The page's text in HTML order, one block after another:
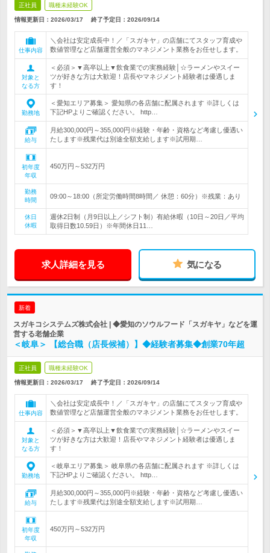
正社員 職種未経験OK
情報更新日：2026/03/17 終了予定日： 2026/09/14
仕事内容
＼会社は安定成長中！／「スガキヤ」の店舗にてスタッフ育成や
数値管理など店舗運営全般のマネジメント業務をお任せします。
対象と
なる方
＜必須＞▼高卒以上▼飲食業での実務経験│☆ラーメンやスイー
ツが好きな方は大歓迎！店長やマネジメント経験者は優遇しま
す！
勤務地
＜愛知エリア募集＞ 愛知県の各店舗に配属されます ※詳しくは
下記HPよりご確認ください。 http…
給与
月給300,000円～355,000円※経験・年齢・資格など考慮し優遇い
たします※残業代は別途全額支給します※試用期…
初年度
年収
450万円～532万円
勤務
時間
09:00～18:00（所定労働時間8時間／ 休憩：60分）※残業：あり
休日
休暇
週休2日制（月9日以上／シフト制）有給休暇（10日～20日／平均
取得日数10.59日）※年間休日11…
求人詳細を見る 気になる
新着
スガキコシステムズ株式会社 | ◆愛知のソウルフード「スガキヤ」などを運
営する老舗企業
＜岐阜＞ 【総合職（店長候補）】◆経験者募集◆創業70年超
正社員 職種未経験OK
情報更新日：2026/03/17 終了予定日： 2026/09/14
仕事内容
＼会社は安定成長中！／「スガキヤ」の店舗にてスタッフ育成や
数値管理など店舗運営全般のマネジメント業務をお任せします。
対象と
なる方
＜必須＞▼高卒以上▼飲食業での実務経験│☆ラーメンやスイー
ツが好きな方は大歓迎！店長やマネジメント経験者は優遇しま
す！
勤務地
＜岐阜エリア募集＞ 岐阜県の各店舗に配属されます ※詳しくは
下記HPよりご確認ください。 http…
給与
月給300,000円～355,000円※経験・年齢・資格など考慮し優遇い
たします※残業代は別途全額支給します※試用期…
初年度
年収
450万円～532万円